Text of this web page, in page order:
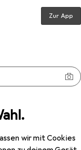
wir mit Cookies
Zur App
Bundhose